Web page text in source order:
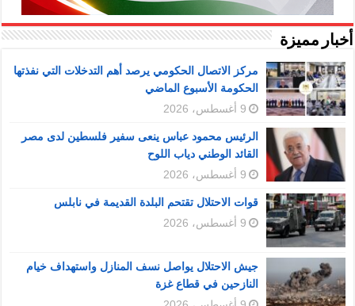
أخبار مميزة
مركز الاتصال الحكومي يرصد أهم التدخلات التي نفذتها
الحكومة الأسبوع الماضي
9 أغسطس، 2026
الرئيس محمود عباس ينعى سفير فلسطين لدى مصر
القائد الوطني دياب اللوح
9 أغسطس، 2026
قوات الاحتلال تقتحم البلدة القديمة في نابلس
9 أغسطس، 2026
جيش الاحتلال يواصل نسف المنازل واستهداف خيام
النازحين في قطاع غزة